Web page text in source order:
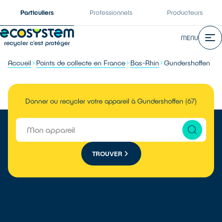
Particuliers Professionnels Producteurs
MENU
Accueil Points de collecte en France Bas-Rhin Gundershoffen
Donner ou recycler votre appareil à Gundershoffen (67)
TROUVER